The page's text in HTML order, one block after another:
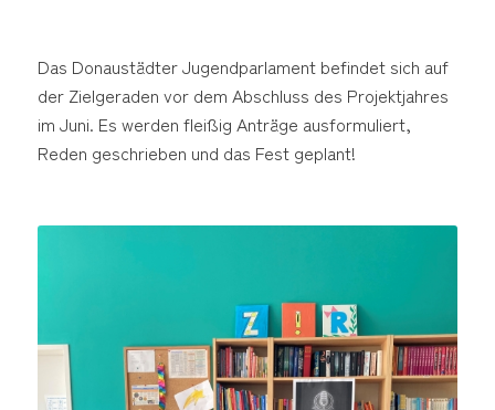
Das Donaustädter Jugendparlament befindet sich auf
der Zielgeraden vor dem Abschluss des Projektjahres
im Juni. Es werden fleißig Anträge ausformuliert,
Reden geschrieben und das Fest geplant!